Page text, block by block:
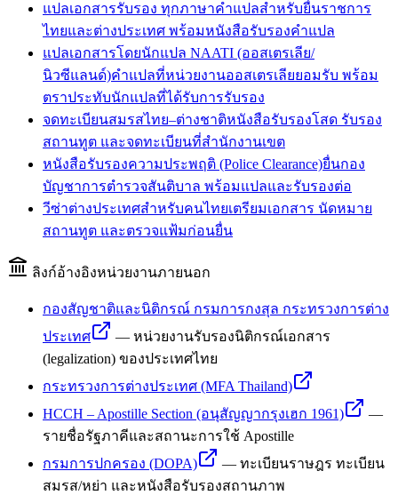
แปลเอกสารรับรอง ทุกภาษาคำแปลสำหรับยื่นราชการ
ไทยและต่างประเทศ พร้อมหนังสือรับรองคำแปล
แปลเอกสารโดยนักแปล NAATI (ออสเตรเลีย/
นิวซีแลนด์)คำแปลที่หน่วยงานออสเตรเลียยอมรับ พร้อม
ตราประทับนักแปลที่ได้รับการรับรอง
จดทะเบียนสมรสไทย–ต่างชาติหนังสือรับรองโสด รับรอง
สถานทูต และจดทะเบียนที่สำนักงานเขต
หนังสือรับรองความประพฤติ (Police Clearance)ยื่นกอง
บัญชาการตำรวจสันติบาล พร้อมแปลและรับรองต่อ
วีซ่าต่างประเทศสำหรับคนไทยเตรียมเอกสาร นัดหมาย
สถานทูต และตรวจแฟ้มก่อนยื่น
ลิงก์อ้างอิงหน่วยงานภายนอก
กองสัญชาติและนิติกรณ์ กรมการกงสุล กระทรวงการต่าง
ประเทศ
— หน่วยงานรับรองนิติกรณ์เอกสาร
(legalization) ของประเทศไทย
กระทรวงการต่างประเทศ (MFA Thailand)
HCCH – Apostille Section (อนุสัญญากรุงเฮก 1961)
—
รายชื่อรัฐภาคีและสถานะการใช้ Apostille
กรมการปกครอง (DOPA)
— ทะเบียนราษฎร ทะเบียน
สมรส/หย่า และหนังสือรับรองสถานภาพ